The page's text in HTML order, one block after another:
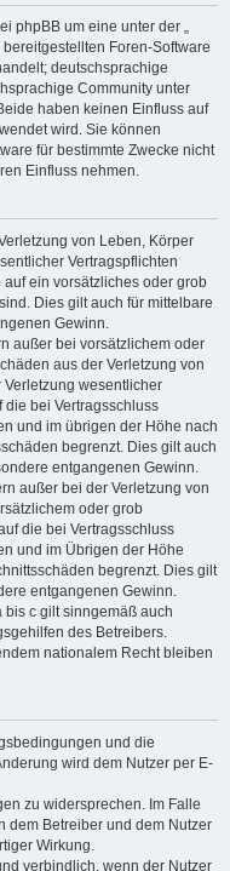
phpBB um eine unter der „
bereitgestellten Foren-Software
deutschsprachige
Community unter
haben keinen Einfluss auf
wird. Sie können
für bestimmte Zwecke nicht
Einfluss nehmen.
von Leben, Körper
Vertragspflichten
ein vorsätzliches oder grob
Dies gilt auch für mittelbare
Gewinn.
außer bei vorsätzlichem oder
aus der Verletzung von
wesentlicher
bei Vertragsschluss
und im übrigen der Höhe nach
begrenzt. Dies gilt auch
entgangenen Gewinn.
außer bei der Verletzung von
oder grob
die bei Vertragsschluss
und im Übrigen der Höhe
begrenzt. Dies gilt
entgangenen Gewinn.
bis c gilt sinngemäß auch
des Betreibers.
nationalem Recht bleiben
und die
wird dem Nutzer per E-
zu widersprechen. Im Falle
dem Betreiber und dem Nutzer
Wirkung.
verbindlich, wenn der Nutzer